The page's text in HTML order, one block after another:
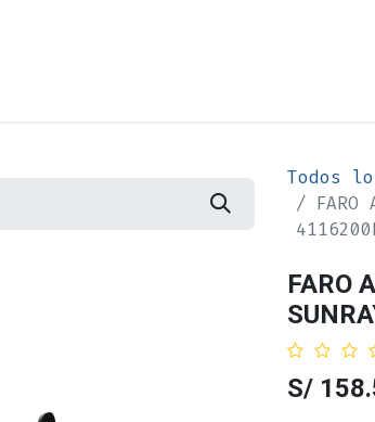
Todos
FARO
FARO
S/